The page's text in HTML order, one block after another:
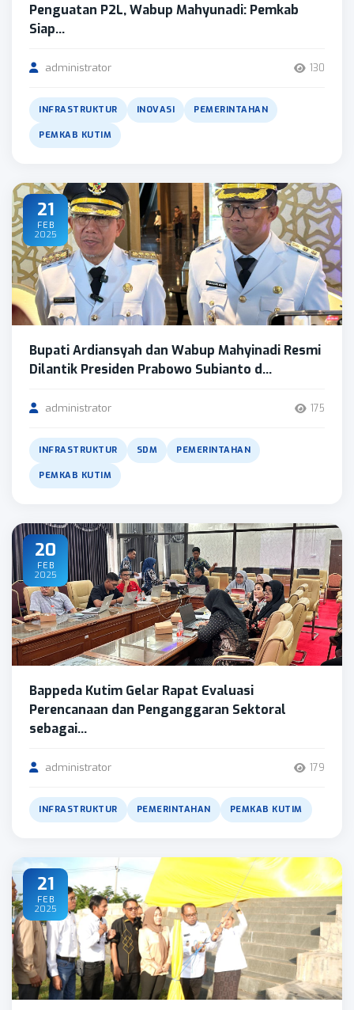
Penguatan P2L, Wabup Mahyunadi: Pemkab
Siap...
administrator 130
INFRASTRUKTUR INOVASI PEMERINTAHAN
PEMKAB KUTIM
21
FEB
2025
Bupati Ardiansyah dan Wabup Mahyinadi Resmi
Dilantik Presiden Prabowo Subianto d...
administrator 175
INFRASTRUKTUR SDM PEMERINTAHAN
PEMKAB KUTIM
20
FEB
2025
Bappeda Kutim Gelar Rapat Evaluasi
Perencanaan dan Penganggaran Sektoral
sebagai...
administrator 179
INFRASTRUKTUR PEMERINTAHAN PEMKAB KUTIM
21
FEB
2025